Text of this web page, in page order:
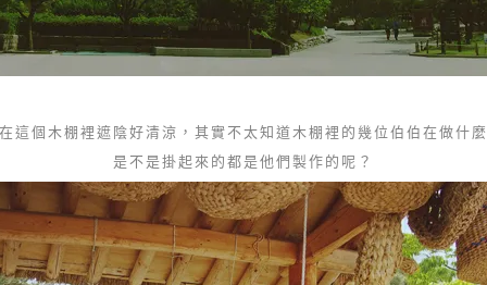
這個木棚裡遮陰好清涼，其實不太知道木棚裡的幾位伯伯在做什
是不是掛起來的都是他們製作的呢？